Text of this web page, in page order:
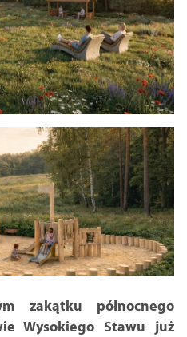
zakątku północnego
Wysokiego Stawu już